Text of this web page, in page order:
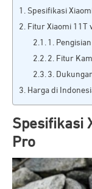
Spesifikasi
Fitur Xiaomi 11T
1.
2. Fitur
3.
Harga di
Spesifikasi
Pro